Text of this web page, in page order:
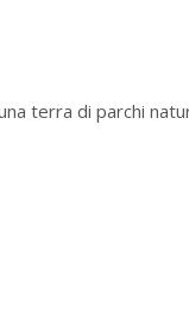
terra di parchi